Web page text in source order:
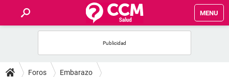
MENU
FORUMS
Foros Embarazo